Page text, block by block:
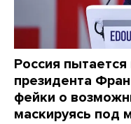
Россия
президента
фейки о
маскируясь под